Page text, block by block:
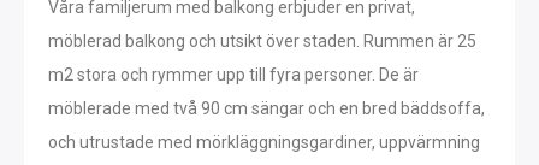
Våra familjerum med balkong erbjuder en privat,
möblerad balkong och utsikt över staden. Rummen är 25
m2 stora och rymmer upp till fyra personer. De är
möblerade med två 90 cm sängar och en bred bäddsoffa,
och utrustade med mörkläggningsgardiner, uppvärmning